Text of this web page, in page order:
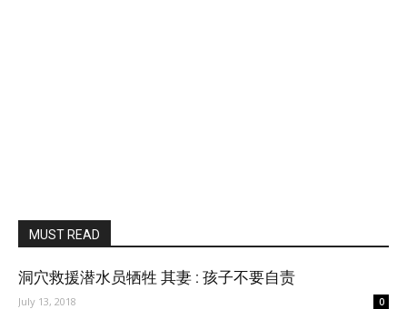
MUST READ
洞穴救援潜水员牺牲 其妻 : 孩子不要自责
July 13, 2018 0